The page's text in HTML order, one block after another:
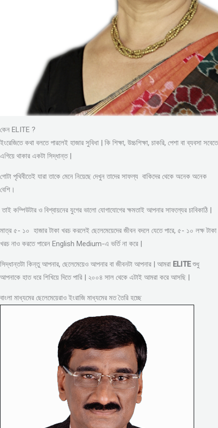
কেন ELITE ?
ইংরেজিতে কথা বলতে পারলেই হাজার সুবিধা | কি শিক্ষা, উচ্চশিক্ষা, চাকরি, পেশা বা ব্যবসা সবেতে
এগিয়ে থাকার একটা সিদ্ধান্ত |
গোটা পৃথিবীতেই যারা তাকে মেনে নিয়েছে দেখুন তাদের সাফল্য বাকিদের থেকে অনেক অনেক
বেশি।
তাই কম্পিউটার ও বিশ্বায়নের যুগের ভালো যোগাযোগের ক্ষমতাই আপনার সাফল্যের চাবিকাঠি |
মাত্র ৫- ১০ হাজার টাকা খরচ করলেই ছেলেমেয়েদের জীবন বদলে যেতে পারে, ৫- ১০ লক্ষ টাকা
খরচ নাও করতে পারেন English Medium-এ ভর্তি না করে |
সিদ্ধান্তটা কিন্তু আপনার, ছেলেমেয়েও আপনার বা জীবনটা আপনার | আমরা ELITEশুধু
আপনাকে হাত ধরে শিখিয়ে দিতে পারি | ২০০৪ সাল থেকে এটাই আমরা করে আসছি |
বাংলা মাধ্যমের ছেলেমেয়েরাও ইংরাজি মাধ্যমের মত তৈরি হচ্ছে